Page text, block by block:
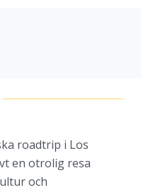
roadtrip i Los
en otrolig resa
och